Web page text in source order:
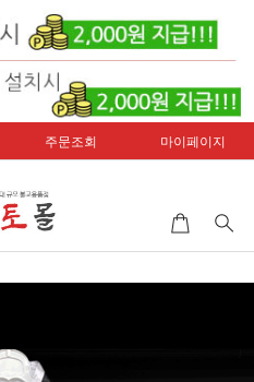
주문조회 마이페이지